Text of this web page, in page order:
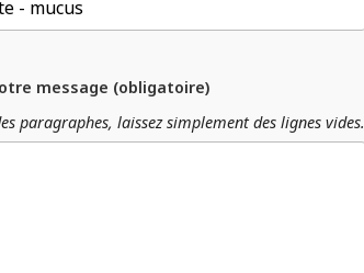
message (obligatoire)
paragraphes, laissez simplement des lignes vides.